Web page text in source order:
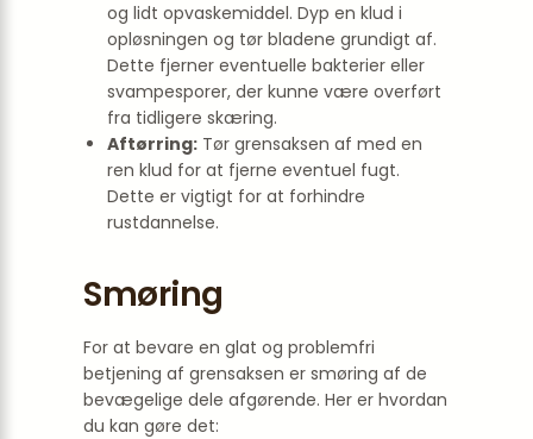
og lidt opvaskemiddel. Dyp en klud i
opløsningen og tør bladene grundigt af.
Dette fjerner eventuelle bakterier eller
svampesporer, der kunne være overført
fra tidligere skæring.
Aftørring: Tør grensaksen af med en
ren klud for at fjerne eventuel fugt.
Dette er vigtigt for at forhindre
rustdannelse.
Smøring
For at bevare en glat og problemfri
betjening af grensaksen er smøring af de
bevægelige dele afgørende. Her er hvordan
du kan gøre det: